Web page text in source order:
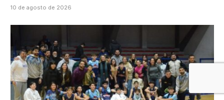
10 de agosto de 2026